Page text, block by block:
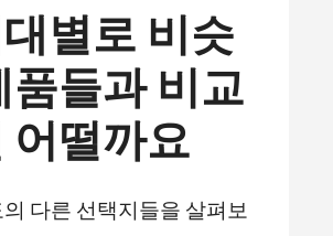
별로 비슷
품들과 비교
어떨까요
다른 선택지들을 살펴보